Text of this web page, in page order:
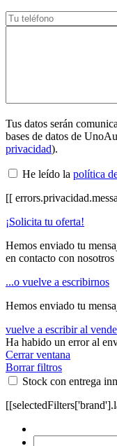
Tus datos serán
bases de datos de
privacidad).
He leído la política
[[
¡Solicita tu oferta!
Hemos enviado tu
en contacto con
...o vuelve a escribirnos
Hemos enviado tu
vuelve a escribir al
Ha habido un error al
Cerrar ventana
Borrar filtros
Stock con entrega